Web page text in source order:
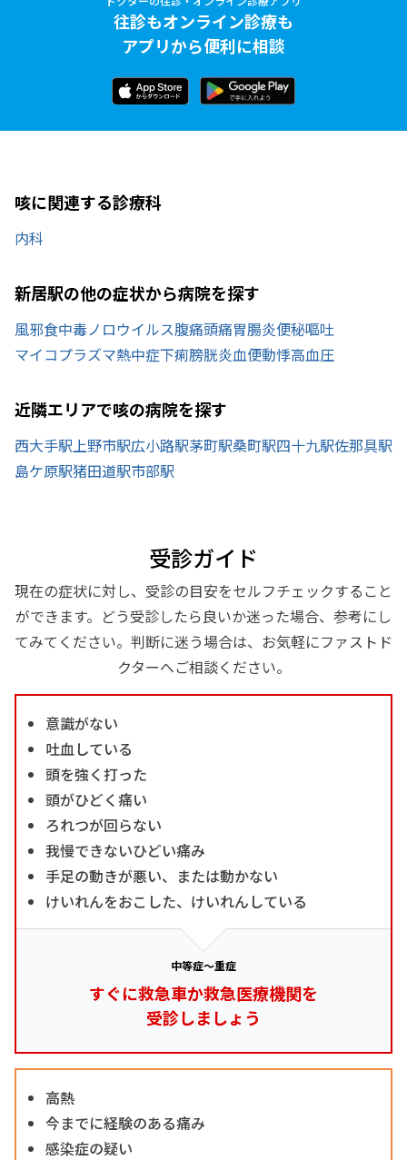
往診もオンライン診療も
アプリから便利に相談
咳に関連する診療科
内科
新居駅の他の症状から病院を探す
風邪食中毒ノロウイルス腹痛頭痛胃腸炎便秘嘔吐
マイコプラズマ熱中症下痢膀胱炎血便動悸高血圧
近隣エリアで咳の病院を探す
西大手駅 上野市駅広小路駅茅町駅桑町駅四十九駅佐那具駅
島ケ原駅猪田道駅市部駅
受診ガイド
現在の症状に対し、受診の目安をセルフチェックすること
ができます。どう受診したら良いか迷った場合、参考にし
てみてください。判断に迷う場合は、お気軽にファストド
クターへご相談ください。
意識がない
吐血している
頭を強く打った
頭がひどく痛い
ろれつが回らない
我慢できないひどい痛み
手足の動きが悪い、または動かない
けいれんをおこした、けいれんしている
中等症～重症
すぐに救急車か救急医療機関を
受診しましょう
高熱
今までに経験のある痛み
感染症の疑い